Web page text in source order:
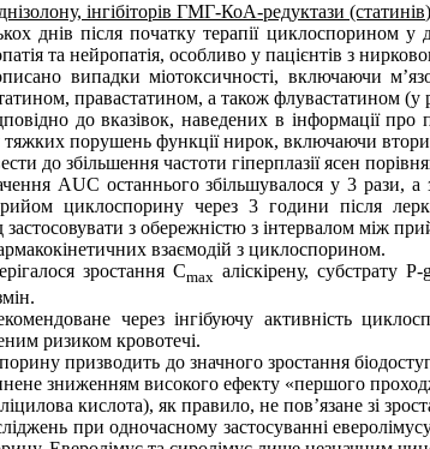
інгібіторів ГМГ-КоА-редуктази (статинів
днів після початку терапії циклоспорином
та нейропатія, особливо у пацієнтів з
випадки міотоксичності, включаючи
правастатином, а також флувастатином (у
до вказівок, наведених в інформації
порушень функції нирок, включаючи
до збільшення частоти гіперплазії ясен
AUC останнього збільшувалося у 3 рази,
циклоспорину через 3 години після
з обережністю з інтервалом між
взаємодій з циклоспорином.
зростання Cmax аліскірену, субстрату
через інгібуючу активність
ризиком кровотечі.
призводить до значного зростання
зниженням високого ефекту «першого
кислота), як правило, не пов’язане зі
при одночасному застосуванні